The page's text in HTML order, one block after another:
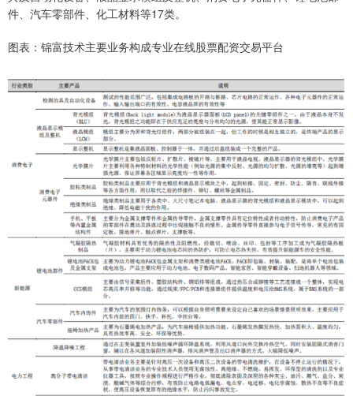
件、汽车零部件、化工材料等17类。
图表：锦富技术主要业务构成专业在线股票配资交易平台